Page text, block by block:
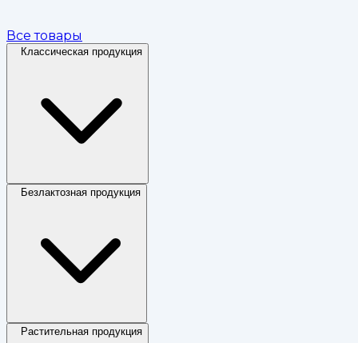
Все товары
Классическая продукция
Безлактозная продукция
Растительная продукция